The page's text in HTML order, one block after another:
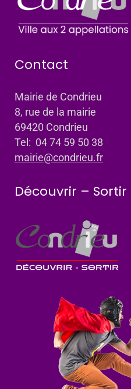
Contact
Mairie de Condrieu
8, rue de la mairie
69420 Condrieu
Tel: 04 74 59 50 38
mairie@condrieu.fr
Découvrir – Sortir